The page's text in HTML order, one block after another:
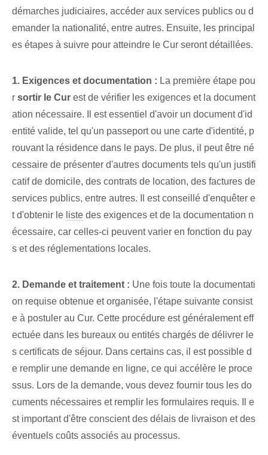
démarches judiciaires, accéder aux services publics ou d
emander la nationalité, entre autres. Ensuite, les principal
es étapes à suivre pour atteindre le Cur seront détaillées.
1. Exigences et documentation : La première étape pou
r sortir le ‍Cur est de vérifier les exigences et la document
ation nécessaire. Il est essentiel d'avoir⁤ un document d'id
entité valide, tel qu'un passeport ou une carte d'identité, p
rouvant la résidence dans le pays. De plus, il peut être né
cessaire de présenter d'autres documents tels qu'un justifi
catif de domicile, des contrats de location, des factures de
services publics, entre autres. Il est conseillé d'enquêter e
t d'obtenir le liste des exigences et de la documentation n
écessaire, car celles-ci peuvent varier en fonction du pay
s et des réglementations locales.
2. Demande et traitement : Une fois toute la documentati
on requise obtenue et organisée, l'étape suivante consist
e à postuler au Cur. Cette ⁤procédure est généralement eff
ectuée dans les bureaux ou entités chargés de délivrer le
s ⁤certificats de séjour. Dans certains cas, il est possible d
e remplir une demande en ligne, ce qui accélère le proce
ssus. Lors de la demande, vous devez fournir tous les do
cuments nécessaires et remplir les formulaires requis. Il e
st important d'être conscient des⁤ délais de livraison‌ et des
éventuels coûts associés au processus.